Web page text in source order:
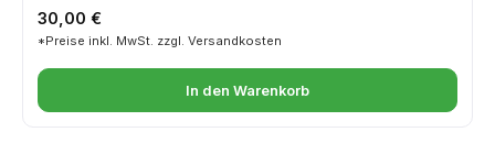
Regulärer Preis:
30,00 €
*Preise inkl. MwSt. zzgl. Versandkosten
In den Warenkorb